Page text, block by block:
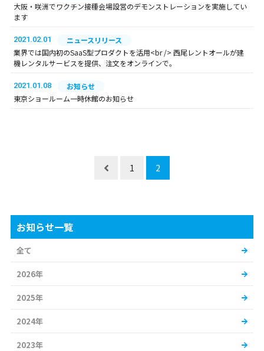
大阪・咲洲でワクチン接種会場設営のデモンストレーションを実施してい
ます
2021.02.01
ニュースリリース
業界では国内初のSaaS型プロダクトを活用<br /> 西尾レントオールが建
機レンタルサービスを提供、注文をオンラインで。
2021.01.08
お知らせ
東京ショールーム一時休館のお知らせ
1 2
お知らせ一覧
全て
2026年
2025年
2024年
2023年